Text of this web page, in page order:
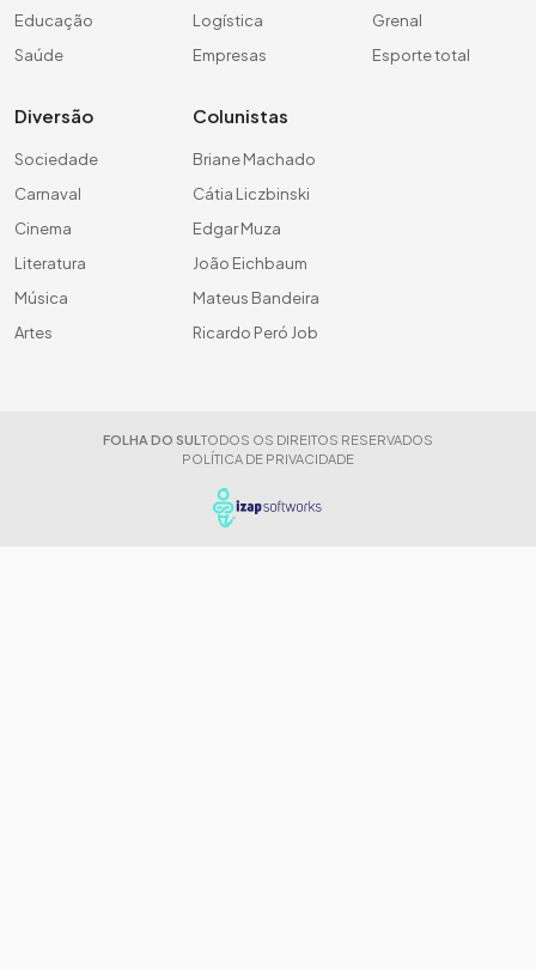
Educação
Saúde
Logística
Empresas
Grenal
Esporte total
Diversão
Sociedade
Carnaval
Cinema
Literatura
Música
Artes
Colunistas
Briane Machado
Cátia Liczbinski
Edgar Muza
João Eichbaum
Mateus Bandeira
Ricardo Peró Job
FOLHA DO SUL TODOS OS DIREITOS RESERVADOS
POLÍTICA DE PRIVACIDADE